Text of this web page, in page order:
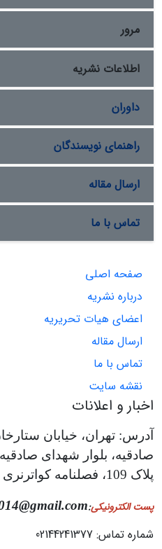
مرور
اطلاعات نشریه
داوران
راهنمای نویسندگان
ارسال مقاله
تماس با ما
صفحه اصلی
درباره نشریه
اعضای هیات تحریریه
ارسال مقاله
تماس با ما
نقشه سایت
اخبار و اعلانات
آدرس: تهران، خیابان
پلاک 109، فصلنامه کواترنری ایران
پست الکترونیکی:
شماره تماس: 02144241377